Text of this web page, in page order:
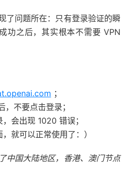
了问题所在：只有登录验证的瞬
功之后，其实根本不需要 VPN
；
不要点击登录；
会出现 1020 错误；
就可以正常使用了：）
中国大陆地区，香港、澳门节点